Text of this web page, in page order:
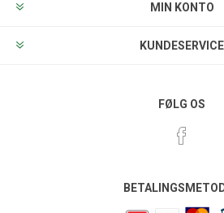
MIN KONTO
KUNDESERVICE
FØLG OS